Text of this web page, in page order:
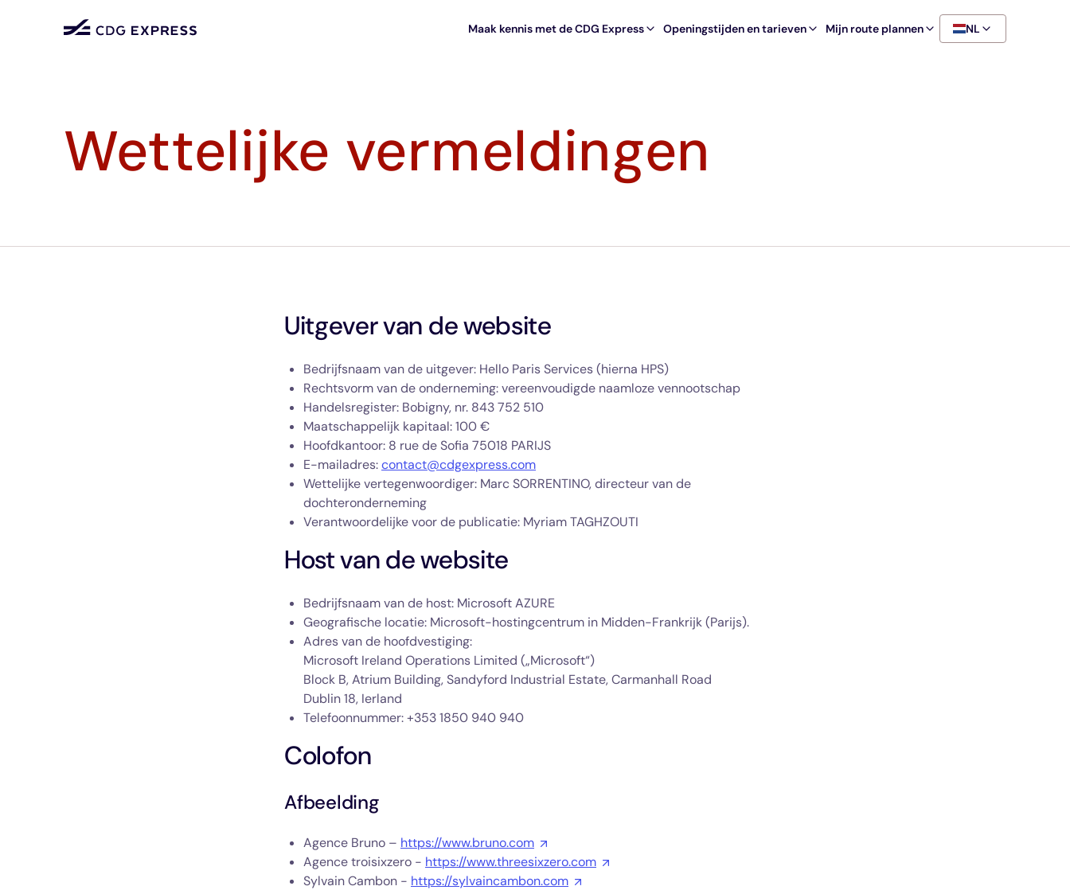
Maak kennis met de CDG Express Openingstijden en tarieven Mijn route plannen NL
Wettelijke vermeldingen
Uitgever van de website
Bedrijfsnaam van de uitgever: Hello Paris Services (hierna HPS)
Rechtsvorm van de onderneming: vereenvoudigde naamloze vennootschap
Handelsregister: Bobigny, nr. 843 752 510
Maatschappelijk kapitaal: 100 €
Hoofdkantoor: 8 rue de Sofia 75018 PARIJS
E-mailadres:contact@cdgexpress.com
Wettelijke vertegenwoordiger: Marc SORRENTINO, directeur van de
dochteronderneming
Verantwoordelijke voor de publicatie: Myriam TAGHZOUTI
Host van de website
Bedrijfsnaam van de host: Microsoft AZURE
Geografische locatie: Microsoft-hostingcentrum in Midden-Frankrijk (Parijs).
Adres van de hoofdvestiging:
Microsoft Ireland Operations Limited („Microsoft“)
Block B, Atrium Building, Sandyford Industrial Estate, Carmanhall Road
Dublin 18, Ierland
Telefoonnummer: +353 1850 940 940
Colofon
Afbeelding
Agence Bruno – https://www.bruno.com
Agence troisixzero - https://www.threesixzero.com
Sylvain Cambon - https://sylvaincambon.com